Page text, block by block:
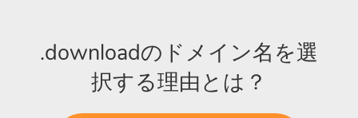
.downloadのドメイン名を選
択する理由とは？